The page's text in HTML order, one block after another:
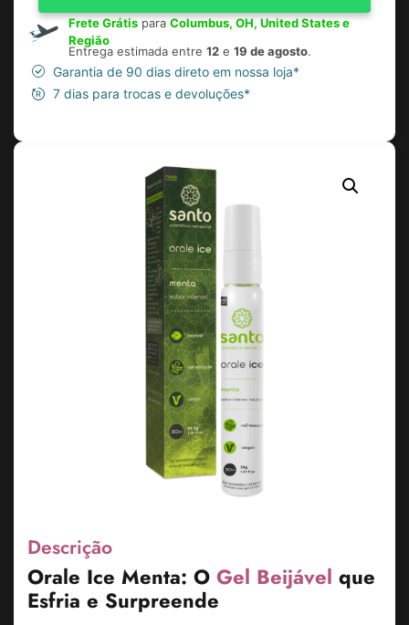
Descrição
Orale Ice Menta: O Gel Beijável que
Esfria e Surpreende
Frete GrátisparaColumbus, OH, United States e
Região
Entrega estimada entre 12 e 19 de agosto.
Garantia de 90 dias direto em nossa loja*
7 dias para trocas e devoluções*